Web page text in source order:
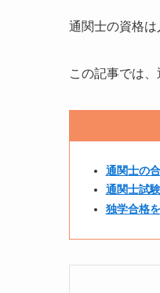
通関士の資格は
この記事では
通関士の
通関士試
独学合格